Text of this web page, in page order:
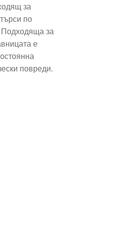
за
по
Подходяща за
е
повреди.